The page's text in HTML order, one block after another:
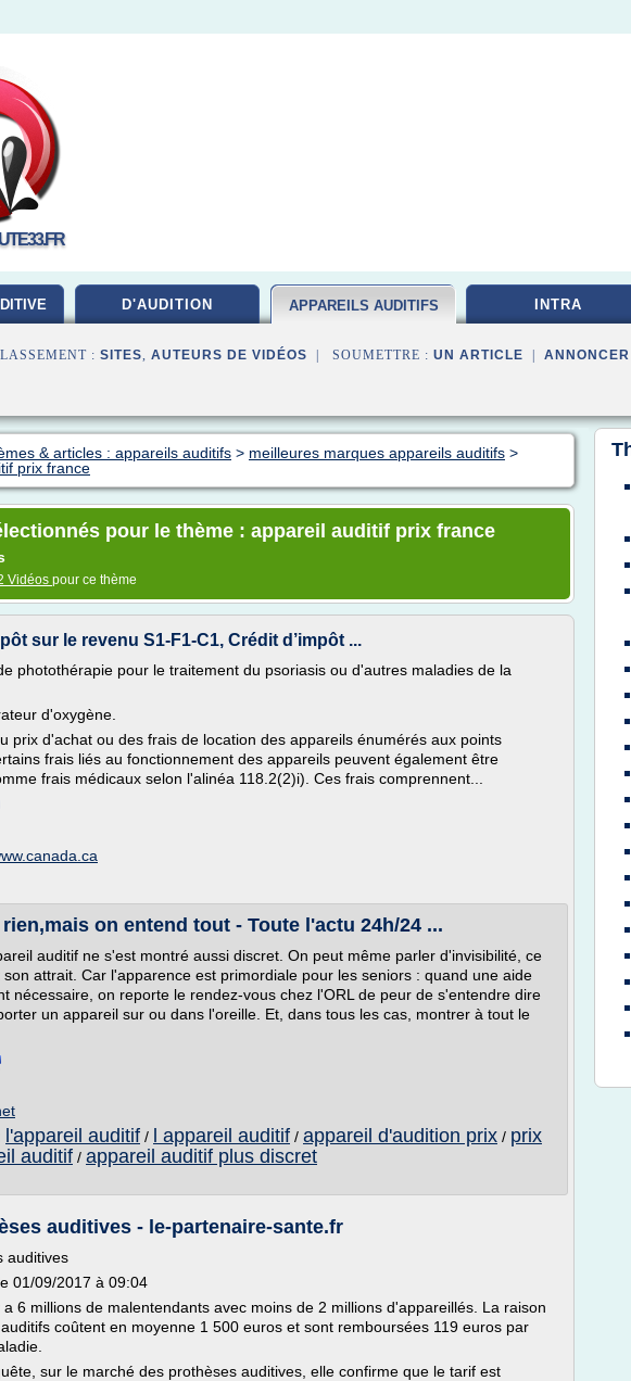
D'AUDITION APPAREILS AUDITIFS INTRA
: SITES, AUTEURS DE VIDÉOS | SOUMETTRE : UN ARTICLE ANNONCER
& articles : appareils auditifs > meilleures marques appareils auditifs >
prix france
pour le thème : appareil auditif prix france
Vidéos pour ce thème
sur le revenu S1-F1-C1, Crédit d’impôt ...
photothérapie pour le traitement du psoriasis ou d'autres maladies de la
d'oxygène.
prix d'achat ou des frais de location des appareils énumérés aux points
frais liés au fonctionnement des appareils peuvent également être
frais médicaux selon l'alinéa 118.2(2)i). Ces frais comprennent...
on entend tout - Toute l'actu 24h/24 ...
auditif ne s'est montré aussi discret. On peut même parler d'invisibilité, ce
attrait. Car l'apparence est primordiale pour les seniors : quand une aide
nécessaire, on reporte le rendez-vous chez l'ORL de peur de s'entendre dire
un appareil sur ou dans l'oreille. Et, dans tous les cas, montrer à tout le
l'appareil auditif / l appareil auditif / appareil d'audition prix / prix
auditif / appareil auditif plus discret
auditives - le-partenaire-sante.fr
auditives
01/09/2017 à 09:04
a 6 millions de malentendants avec moins de 2 millions d'appareillés. La raison
coûtent en moyenne 1 500 euros et sont remboursées 119 euros par
sur le marché des prothèses auditives, elle confirme que le tarif est